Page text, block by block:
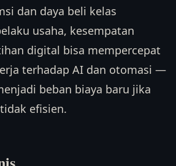
dan daya beli kelas
usaha, kesempatan
digital bisa mempercepat
terhadap AI dan otomasi —
beban biaya baru jika
efisien.